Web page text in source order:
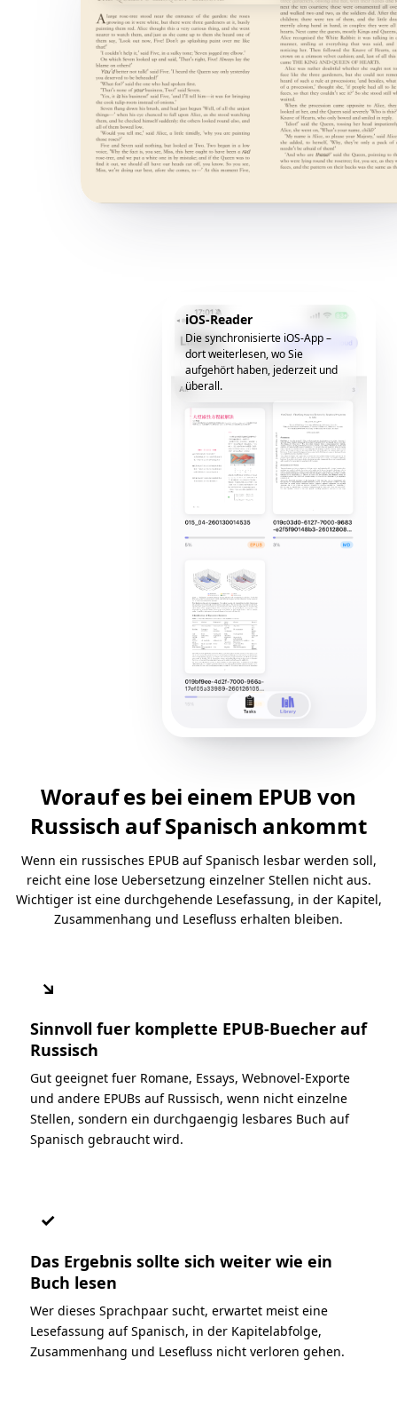
iOS-Reader
Die synchronisierte iOS-App –
dort weiterlesen, wo Sie
aufgehört haben, jederzeit und
überall.
Worauf es bei einem EPUB von
Russisch auf Spanisch ankommt
Wenn ein russisches EPUB auf Spanisch lesbar werden soll,
reicht eine lose Uebersetzung einzelner Stellen nicht aus.
Wichtiger ist eine durchgehende Lesefassung, in der Kapitel,
Zusammenhang und Lesefluss erhalten bleiben.
↘
Sinnvoll fuer komplette EPUB-Buecher auf
Russisch
Gut geeignet fuer Romane, Essays, Webnovel-Exporte
und andere EPUBs auf Russisch, wenn nicht einzelne
Stellen, sondern ein durchgaengig lesbares Buch auf
Spanisch gebraucht wird.
✓
Das Ergebnis sollte sich weiter wie ein
Buch lesen
Wer dieses Sprachpaar sucht, erwartet meist eine
Lesefassung auf Spanisch, in der Kapitelabfolge,
Zusammenhang und Lesefluss nicht verloren gehen.